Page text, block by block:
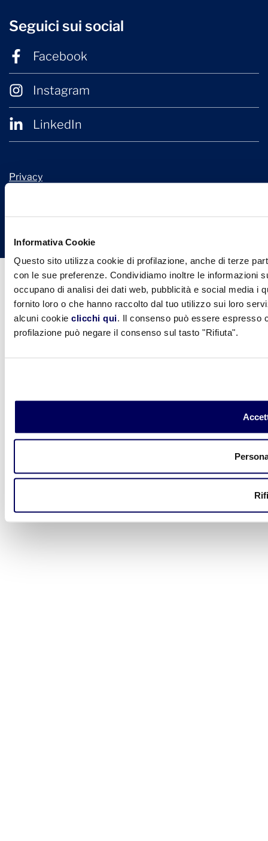
Informativa Cookie
Questo sito utilizza cookie di profilazione, anche di terze
con le sue preferenze. Condividiamo inoltre le informazioni
occupano di analisi dei dati web, pubblicità e social media i
fornito loro o che hanno raccolto dal tuo utilizzo sui loro
alcuni cookie clicchi qui. Il consenso può essere espresso
profilazione può negare il consenso sul tasto "Rifiuta".
Seguici sui social
Facebook
Instagram
LinkedIn
Privacy